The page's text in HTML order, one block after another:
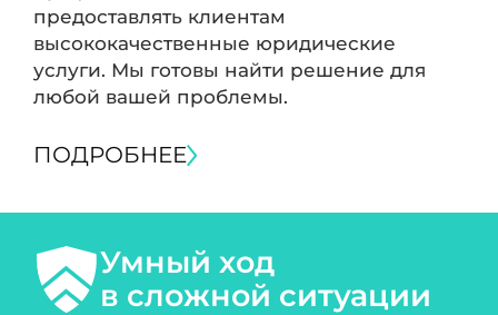
предоставлять клиентам
высококачественные юридические
услуги. Мы готовы найти решение для
любой вашей проблемы.
ПОДРОБНЕЕ
Умный ход
в сложной ситуации